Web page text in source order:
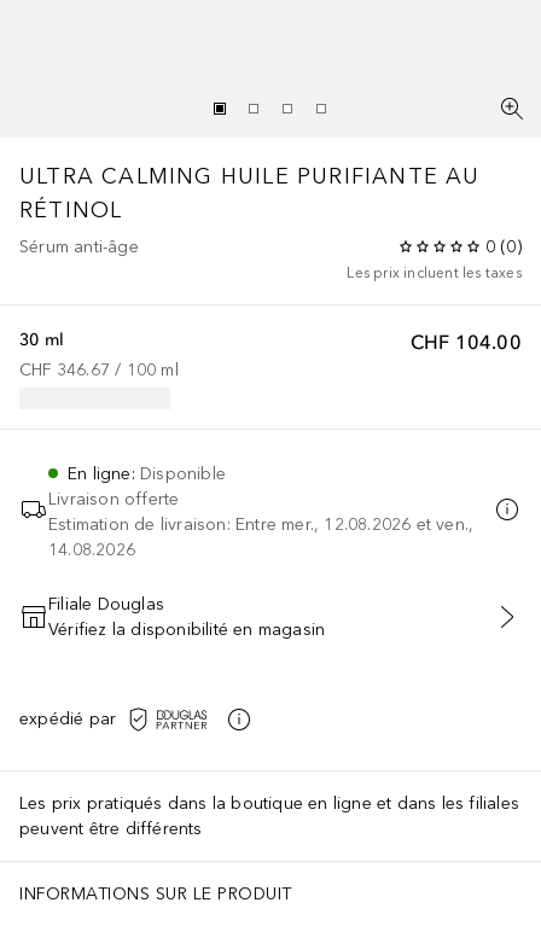
ULTRA CALMING HUILE PURIFIANTE AU
RÉTINOL
Sérum anti-âge 0 (0)
Les prix incluent les taxes
CHF 104.00
30 ml
CHF 346.67 / 100 ml
En ligne: Disponible
Livraison offerte
Estimation de livraison: Entre mer., 12.08.2026 et ven.,
14.08.2026
AJOUTER AU PANIER
Filiale Douglas
Vérifiez la disponibilité en magasin
expédié par
Les prix pratiqués dans la boutique en ligne et dans les filiales
peuvent être différents
INFORMATIONS SUR LE PRODUIT